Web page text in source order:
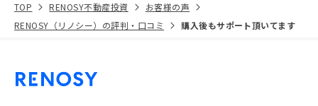
TOP RENOSY不動産投資
お客様の声
RENOSY（リノシー）の評判・口コミ
購入後もサポート頂いてます